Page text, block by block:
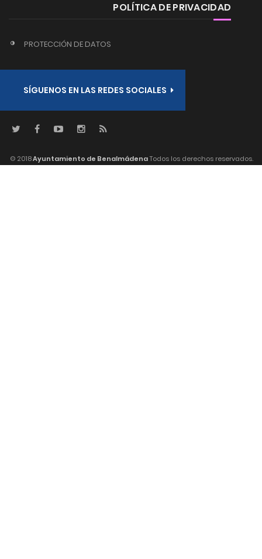
POLÍTICA DE PRIVACIDAD
PROTECCIÓN DE DATOS
SÍGUENOS EN LAS REDES SOCIALES
© 2018Ayuntamiento de BenalmádenaTodos los derechos reservados.